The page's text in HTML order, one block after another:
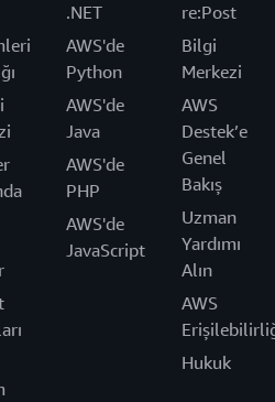
.NET
AWS'de
Python
AWS'de
Java
AWS'de
PHP
AWS'de
JavaScript
re:Post
Bilgi
Merkezi
AWS
Destek’e
Genel
Bakış
Uzman
Yardımı
Alın
AWS
Hukuk